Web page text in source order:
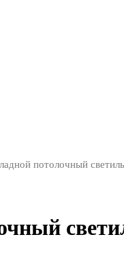
потолочный